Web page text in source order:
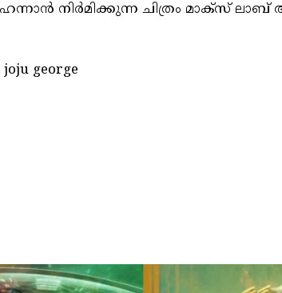
നിര്‍മിക്കുന്ന ചിത്രം മാക്സ്
george